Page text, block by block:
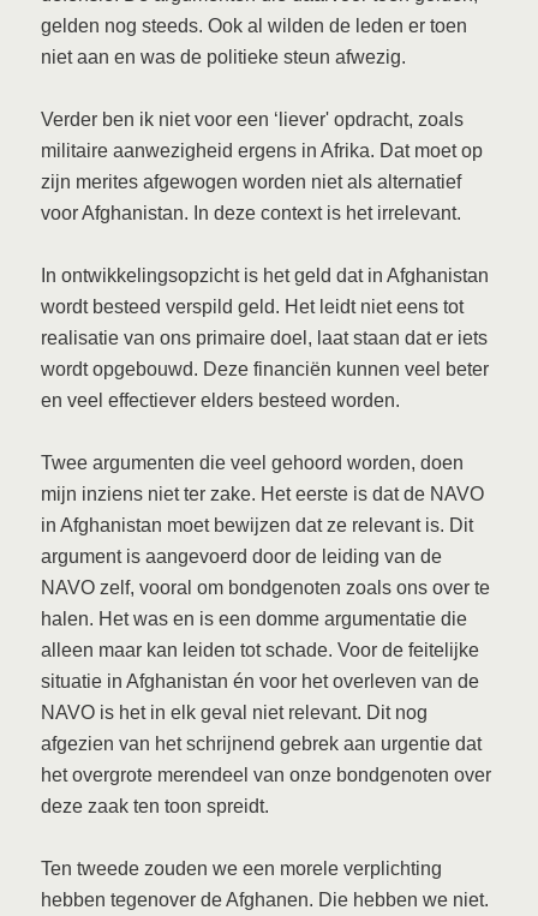
gelden nog steeds. Ook al wilden de leden er toen
niet aan en was de politieke steun afwezig.
Verder ben ik niet voor een ‘liever' opdracht, zoals
militaire aanwezigheid ergens in Afrika. Dat moet op
zijn merites afgewogen worden niet als alternatief
voor Afghanistan. In deze context is het irrelevant.
In ontwikkelingsopzicht is het geld dat in Afghanistan
wordt besteed verspild geld. Het leidt niet eens tot
realisatie van ons primaire doel, laat staan dat er iets
wordt opgebouwd. Deze financiën kunnen veel beter
en veel effectiever elders besteed worden.
Twee argumenten die veel gehoord worden, doen
mijn inziens niet ter zake. Het eerste is dat de NAVO
in Afghanistan moet bewijzen dat ze relevant is. Dit
argument is aangevoerd door de leiding van de
NAVO zelf, vooral om bondgenoten zoals ons over te
halen. Het was en is een domme argumentatie die
alleen maar kan leiden tot schade. Voor de feitelijke
situatie in Afghanistan én voor het overleven van de
NAVO is het in elk geval niet relevant. Dit nog
afgezien van het schrijnend gebrek aan urgentie dat
het overgrote merendeel van onze bondgenoten over
deze zaak ten toon spreidt.
Ten tweede zouden we een morele verplichting
hebben tegenover de Afghanen. Die hebben we niet.